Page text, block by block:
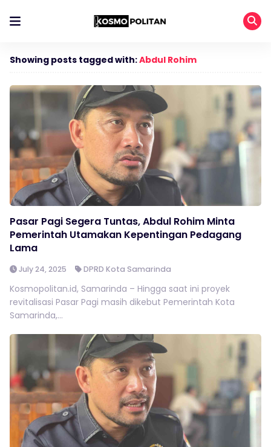
Showing posts tagged with:Abdul Rohim
Pasar Pagi Segera Tuntas, Abdul Rohim Minta
Pemerintah Utamakan Kepentingan Pedagang
Lama
July 24, 2025 DPRD Kota Samarinda
Kosmopolitan.id, Samarinda – Hingga saat ini proyek
revitalisasi Pasar Pagi masih dikebut Pemerintah Kota
Samarinda,...